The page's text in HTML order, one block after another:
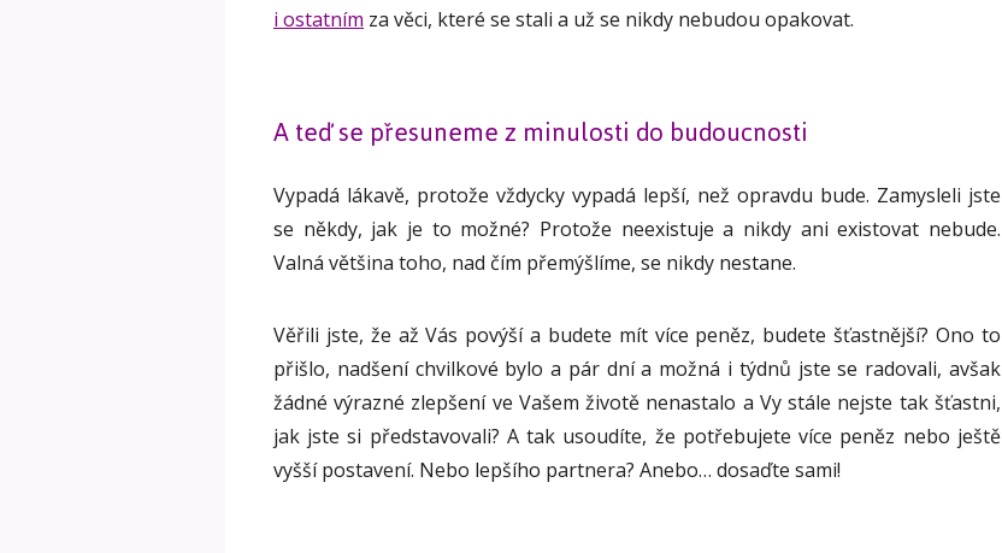
i ostatním za věci, které se stali a už se nikdy nebudou opakovat.
A teď se přesuneme z minulosti do budoucnosti
Vypadá lákavě, protože vždycky vypadá lepší, než opravdu bude. Zamysleli jste
se někdy, jak je to možné? Protože neexistuje a nikdy ani existovat nebude.
Valná většina toho, nad čím přemýšlíme, se nikdy nestane.
Věřili jste, že až Vás povýší a budete mít více peněz, budete šťastnější? Ono to
přišlo, nadšení chvilkové bylo a pár dní a možná i týdnů jste se radovali, avšak
žádné výrazné zlepšení ve Vašem životě nenastalo a Vy stále nejste tak šťastni,
jak jste si představovali? A tak usoudíte, že potřebujete více peněz nebo ještě
vyšší postavení. Nebo lepšího partnera? Anebo… dosaďte sami!